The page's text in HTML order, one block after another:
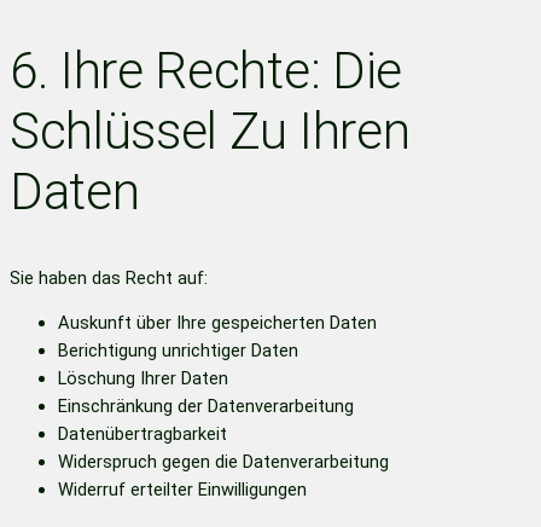
6. Ihre Rechte: Die
Schlüssel Zu Ihren
Daten
Sie haben das Recht auf:
Auskunft über Ihre gespeicherten Daten
Berichtigung unrichtiger Daten
Löschung Ihrer Daten
Einschränkung der Datenverarbeitung
Datenübertragbarkeit
Widerspruch gegen die Datenverarbeitung
Widerruf erteilter Einwilligungen